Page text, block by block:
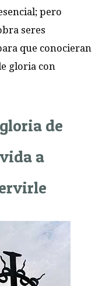
pero
seres
que conocieran
gloria con
de
a